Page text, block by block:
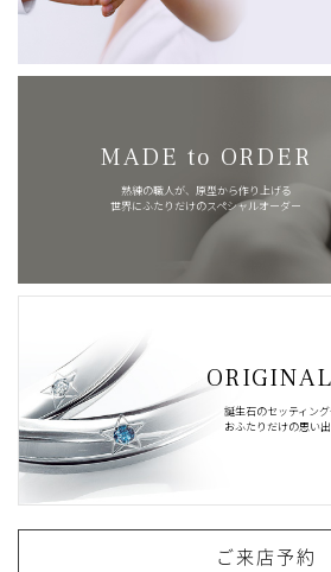
MADE to ORDER
熟練の職人が、原型から作り上げる
世界にふたりだけのスペシャルオーダー
誕生石のセッティン
おふたりだけの思い
ご来店予約